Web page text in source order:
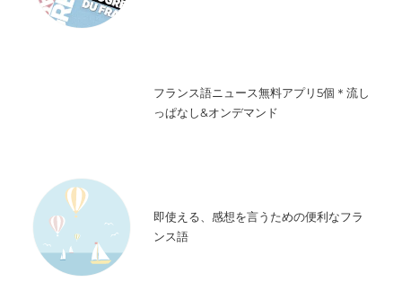
フランス語ニュース無料アプリ5個＊流し
っぱなし&オンデマンド
即使える、感想を言うための便利なフラ
ンス語